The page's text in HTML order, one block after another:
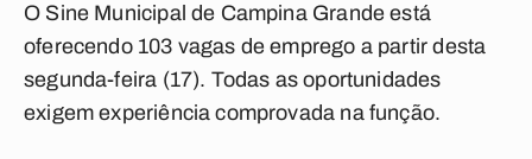
O Sine Municipal de Campina Grande está
oferecendo 103 vagas de emprego a partir desta
segunda-feira (17). Todas as oportunidades
exigem experiência comprovada na função.